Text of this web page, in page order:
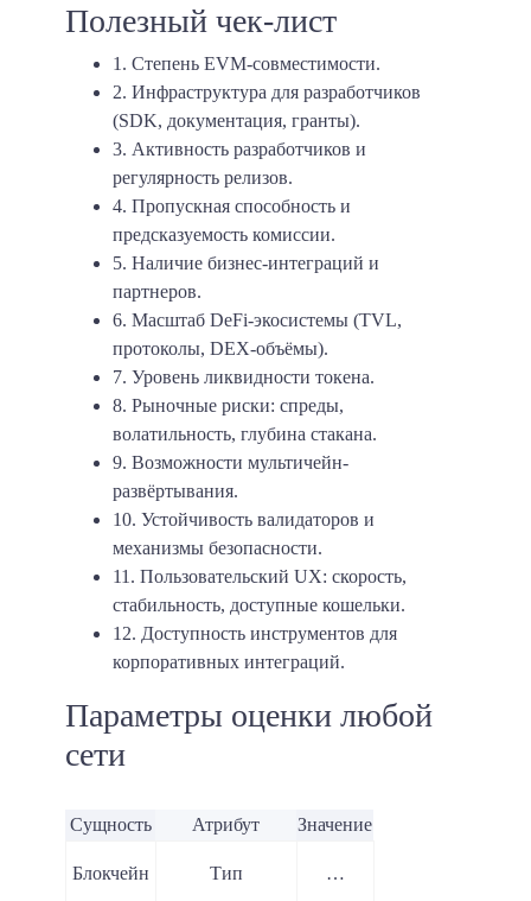
Полезный чек-лист
1. Степень EVM-совместимости.
2. Инфраструктура для разработчиков
(SDK, документация, гранты).
3. Активность разработчиков и
регулярность релизов.
4. Пропускная способность и
предсказуемость комиссии.
5. Наличие бизнес-интеграций и
партнеров.
6. Масштаб DeFi-экосистемы (TVL,
протоколы, DEX-объёмы).
7. Уровень ликвидности токена.
8. Рыночные риски: спреды,
волатильность, глубина стакана.
9. Возможности мультичейн-
развёртывания.
10. Устойчивость валидаторов и
механизмы безопасности.
11. Пользовательский UX: скорость,
стабильность, доступные кошельки.
12. Доступность инструментов для
корпоративных интеграций.
Параметры оценки любой
сети
Сущность Атрибут Значение
Блокчейн Тип …